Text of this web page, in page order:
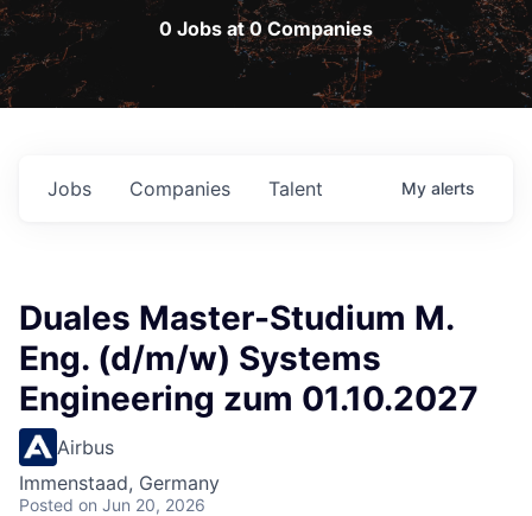
0 Jobs at 0 Companies
Jobs Companies Talent My alerts
Duales Master-Studium M.
Eng. (d/m/w) Systems
Engineering zum 01.10.2027
Airbus
Immenstaad, Germany
Posted on Jun 20, 2026